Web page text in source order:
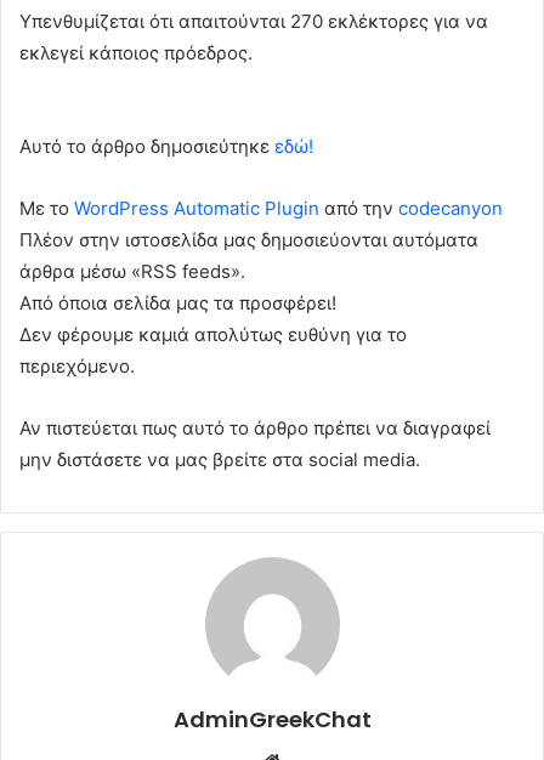
Υπενθυμίζεται ότι απαιτούνται 270 εκλέκτορες για να
εκλεγεί κάποιος πρόεδρος.
Αυτό το άρθρο δημοσιεύτηκε εδώ!
Με το WordPress Automatic Plugin από την codecanyon
Πλέον στην ιστοσελίδα μας δημοσιεύονται αυτόματα
άρθρα μέσω «RSS feeds».
Από όποια σελίδα μας τα προσφέρει!
Δεν φέρουμε καμιά απολύτως ευθύνη για το
περιεχόμενο.
Αν πιστεύεται πως αυτό το άρθρο πρέπει να διαγραφεί
μην διστάσετε να μας βρείτε στα social media.
AdminGreekChat